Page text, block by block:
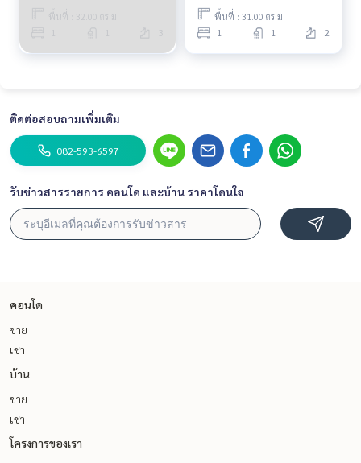
พื้นที่ : 32.00 ตร.ม.
สุขุมวิท 62
พื้นที่ : 31.00 ตร.ม.
1 1 2
ติดต่อสอบถามเพิ่มเติม
082-593-6597
รับข่าวสารรายการ คอนโด และบ้าน ราคาโดนใจ
คอนโด
ขาย
เช่า
บ้าน
ขาย
เช่า
โครงการของเรา